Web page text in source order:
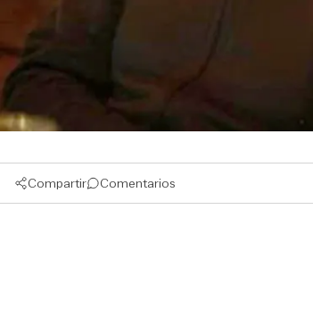
Compartir Comentarios